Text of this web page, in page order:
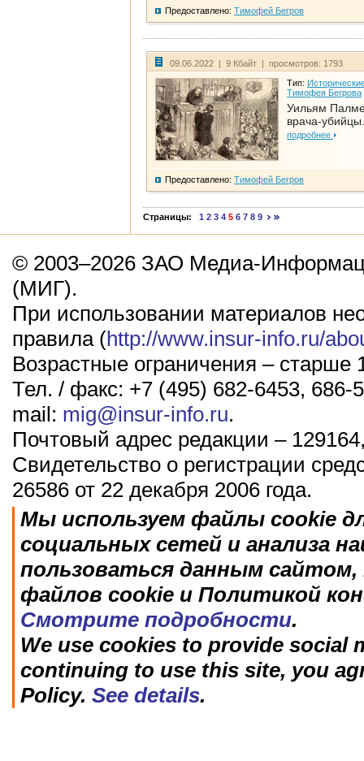
Предоставлено: Тимофей Бегров
09.06.2022 | 9 Кбайт | просмотров: 1793
Тип:
Тимофея Бегрова
Уильям
врача-
подробнее
Предоставлено: Тимофей Бегров
Страницы: 1 2 3 4 5 6 7 8 9
© 2003–2026 ЗАО Медиа-
(МИГ).
При использовании материалов
правила (http://www.insur-info.ru/
Возрастные ограничения – старше
Тел. / факс: +7 (495) 682-6453, 686-
mail: mig@insur-info.ru.
Почтовый адрес редакции –
Свидетельство о регистрации
26586 от 22 декабря 2006 года.
Мы используем файлы cookie
социальных сетей и анализа
пользоваться данным
файлов cookie и Политикой
Смотрите подробности.
We use cookies to provide social
continuing to use this site, you
Policy. See details.